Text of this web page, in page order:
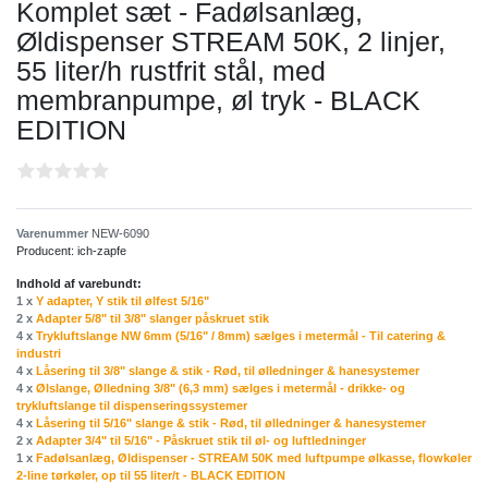
Komplet sæt - Fadølsanlæg,
Øldispenser STREAM 50K, 2 linjer,
55 liter/h rustfrit stål, med
membranpumpe, øl tryk - BLACK
EDITION
Varenummer NEW-6090
Producent: ich-zapfe
Indhold af varebundt:
1 x Y adapter, Y stik til ølfest 5/16"
2 x Adapter 5/8" til 3/8" slanger påskruet stik
4 x Trykluftslange NW 6mm (5/16" / 8mm) sælges i metermål - Til catering &
industri
4 x Låsering til 3/8" slange & stik - Rød, til ølledninger & hanesystemer
4 x Ølslange, Ølledning 3/8" (6,3 mm) sælges i metermål - drikke- og
trykluftslange til dispenseringssystemer
4 x Låsering til 5/16" slange & stik - Rød, til ølledninger & hanesystemer
2 x Adapter 3/4" til 5/16" - Påskruet stik til øl- og luftledninger
1 x Fadølsanlæg, Øldispenser - STREAM 50K med luftpumpe ølkasse, flowkøler
2-line tørkøler, op til 55 liter/t - BLACK EDITION